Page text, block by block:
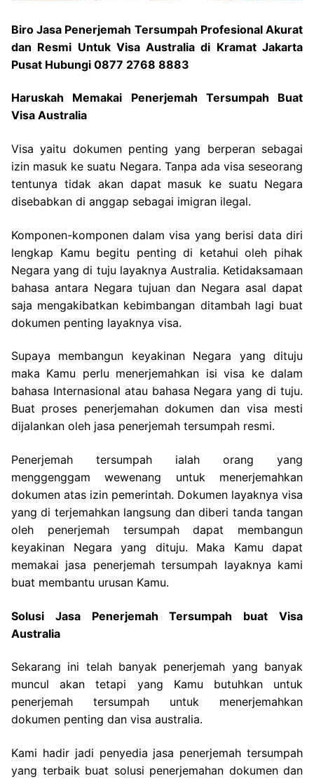
Biro Jasa Penerjemah Tersumpah Profesional Akurat
dan Resmi Untuk Visa Australia di Kramat Jakarta
Pusat Hubungi 0877 2768 8883
Haruskah Memakai Penerjemah Tersumpah Buat
Visa Australia
Visa yaitu dokumen penting yang berperan sebagai
izin masuk ke suatu Negara. Tanpa ada visa seseorang
tentunya tidak akan dapat masuk ke suatu Negara
disebabkan di anggap sebagai imigran ilegal.
Komponen-komponen dalam visa yang berisi data diri
lengkap Kamu begitu penting di ketahui oleh pihak
Negara yang di tuju layaknya Australia. Ketidaksamaan
bahasa antara Negara tujuan dan Negara asal dapat
saja mengakibatkan kebimbangan ditambah lagi buat
dokumen penting layaknya visa.
Supaya membangun keyakinan Negara yang dituju
maka Kamu perlu menerjemahkan isi visa ke dalam
bahasa Internasional atau bahasa Negara yang di tuju.
Buat proses penerjemahan dokumen dan visa mesti
dijalankan oleh jasa penerjemah tersumpah resmi.
Penerjemah tersumpah ialah orang yang
menggenggam wewenang untuk menerjemahkan
dokumen atas izin pemerintah. Dokumen layaknya visa
yang di terjemahkan langsung dan diberi tanda tangan
oleh penerjemah tersumpah dapat membangun
keyakinan Negara yang dituju. Maka Kamu dapat
memakai jasa penerjemah tersumpah layaknya kami
buat membantu urusan Kamu.
Solusi Jasa Penerjemah Tersumpah buat Visa
Australia
Sekarang ini telah banyak penerjemah yang banyak
muncul akan tetapi yang Kamu butuhkan untuk
penerjemah tersumpah untuk menerjemahkan
dokumen penting dan visa australia.
Kami hadir jadi penyedia jasa penerjemah tersumpah
yang terbaik buat solusi penerjemahan dokumen dan